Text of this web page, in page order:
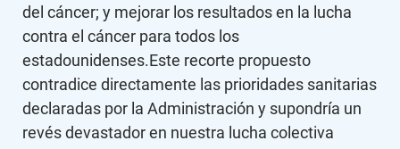
del cáncer; y mejorar los resultados en la lucha
contra el cáncer para todos los
estadounidenses.Este recorte propuesto
contradice directamente las prioridades sanitarias
declaradas por la Administración y supondría un
revés devastador en nuestra lucha colectiva